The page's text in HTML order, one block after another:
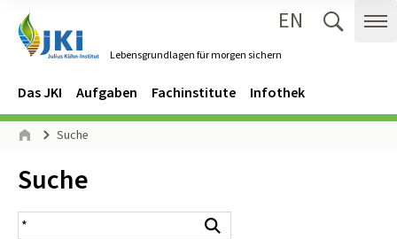
Lebensgrundlagen für morgen sichern
EN
Navigation
Hauptmenü
Das JKI Aufgaben Fachinstitute Infothek
Seitenpfad
Suche
Inhalt:
Suche
Suchergebnis